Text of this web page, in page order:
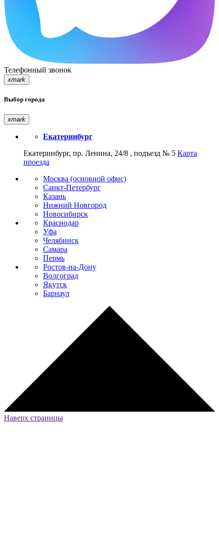
Телефонный звонок
xmark
Выбор города
xmark
Екатеринбург
Екатеринбург, пр. Ленина, 24/8 , подъезд № 5 Карта
проезда
Москва (основной офис)
Санкт-Петербург
Казань
Нижний Новгород
Новосибирск
Краснодар
Уфа
Челябинск
Самара
Пермь
Ростов-на-Дону
Волгоград
Якутск
Барнаул
Наверх страницы